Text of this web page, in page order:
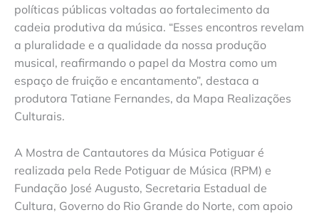
políticas públicas voltadas ao fortalecimento da
cadeia produtiva da música. “Esses encontros revelam
a pluralidade e a qualidade da nossa produção
musical, reafirmando o papel da Mostra como um
espaço de fruição e encantamento”, destaca a
produtora Tatiane Fernandes, da Mapa Realizações
Culturais.
A Mostra de Cantautores da Música Potiguar é
realizada pela Rede Potiguar de Música (RPM) e
Fundação José Augusto, Secretaria Estadual de
Cultura, Governo do Rio Grande do Norte, com apoio